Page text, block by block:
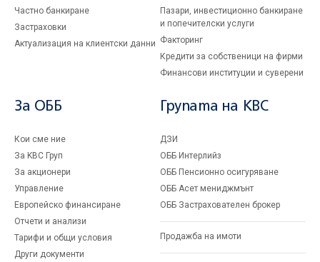
Частно банкиране
Застраховки
Актуализация на клиентски данни
Пазари, инвестиционно банкиране
и попечителски услуги
Факторинг
Кредити за собственици на фирми
Финансови институции и суверени
За ОББ
Кои сме ние
За KBC Груп
За акционери
Управление
Европейско финансиране
Отчети и анализи
Тарифи и общи условия
Други документи
Групата на KBC
ДЗИ
ОББ Интерлийз
ОББ Пенсионно осигуряване
ОББ Асет мениджмънт
ОББ Застрахователен брокер
Продажба на имоти